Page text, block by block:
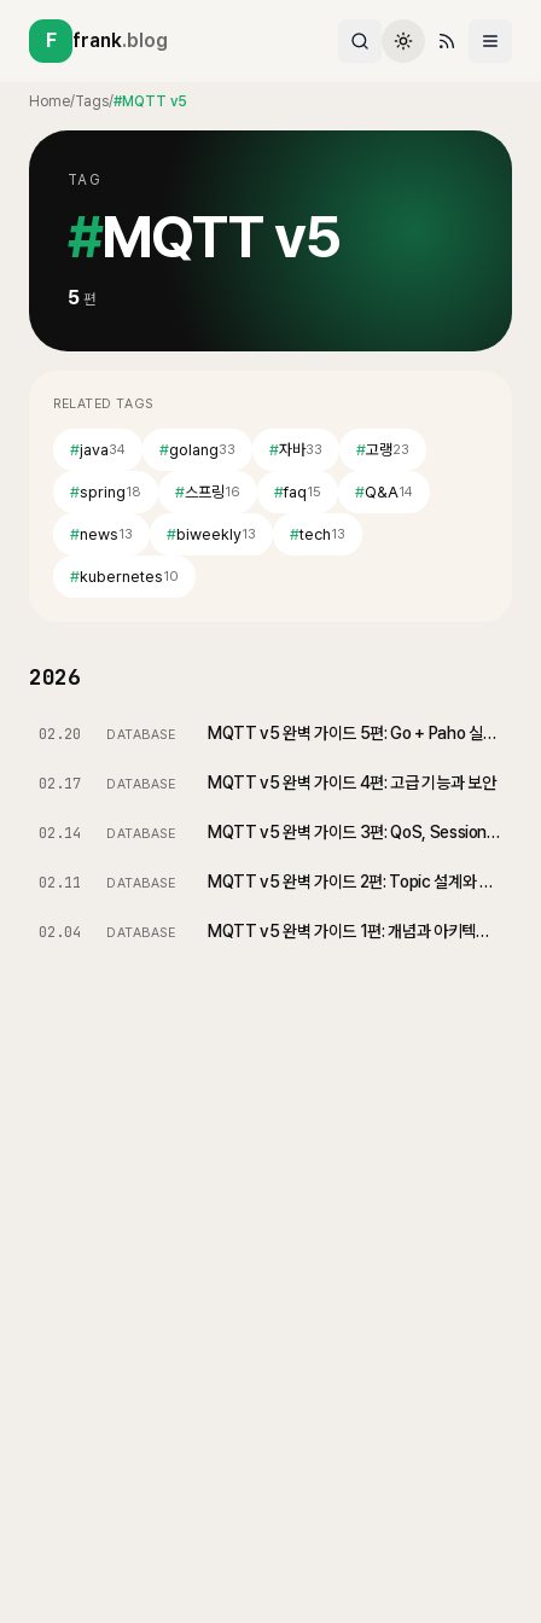
F frank.blog
Home/Tags/#MQTT v5
TAG
#MQTT v5
5 편
RELATED TAGS
#java34 #golang33 #자바33 #고랭23
#spring18 #스프링16 #faq15 #Q&A14
#news13 #biweekly13 #tech13
#kubernetes10
2026
02.20 DATABASE MQTT v5 완벽 가이드 5편: Go + Paho 실전 구현과 운영
02.17 DATABASE MQTT v5 완벽 가이드 4편: 고급 기능과 보안
02.14 DATABASE MQTT v5 완벽 가이드 3편: QoS, Session, 재연결 전략
02.11 DATABASE MQTT v5 완벽 가이드 2편: Topic 설계와 메시지 모델
02.04 DATABASE MQTT v5 완벽 가이드 1편: 개념과 아키텍처 이해하기